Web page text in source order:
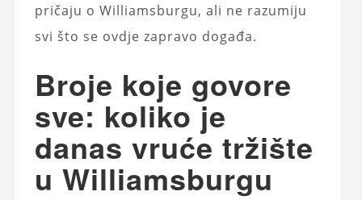
pričaju o Williamsburgu, ali ne razumiju
svi što se ovdje zapravo događa.
Broje koje govore
sve: koliko je
danas vruće tržište
u Williamsburgu